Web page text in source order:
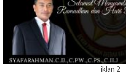
iklan 2